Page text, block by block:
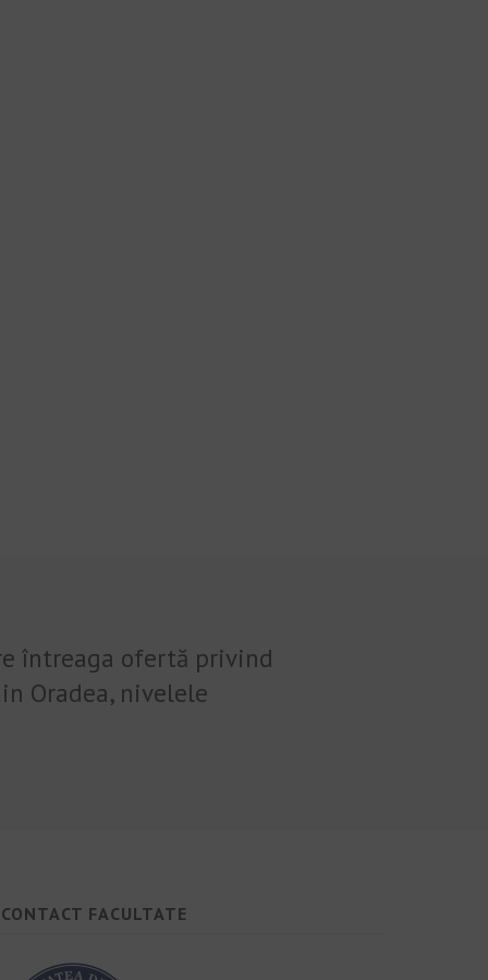
întreaga ofertă privind
Oradea, nivelele
CONTACT FACULTATE